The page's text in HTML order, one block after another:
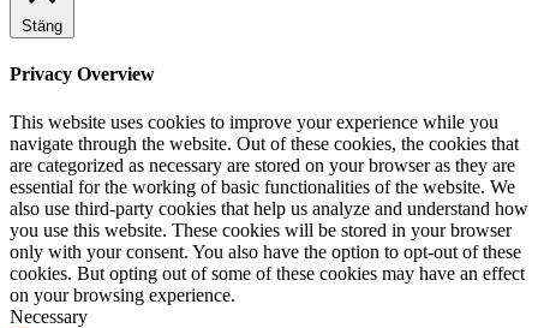
Stäng
Privacy Overview
This website uses cookies to improve your experience while you
navigate through the website. Out of these cookies, the cookies that
are categorized as necessary are stored on your browser as they are
essential for the working of basic functionalities of the website. We
also use third-party cookies that help us analyze and understand how
you use this website. These cookies will be stored in your browser
only with your consent. You also have the option to opt-out of these
cookies. But opting out of some of these cookies may have an effect
on your browsing experience.
Necessary